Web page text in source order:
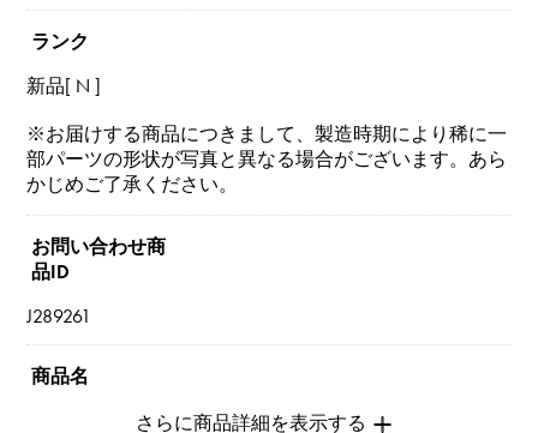
ランク
新品[ N ]
※お届けする商品につきまして、製造時期により稀に一
部パーツの形状が写真と異なる場合がございます。あら
かじめご了承ください。
お問い合わせ商
品ID
J289261
商品名
アルファプティ YG ピアス C